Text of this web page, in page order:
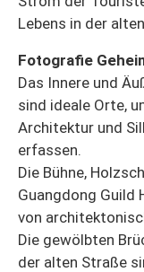
Lebens in der
Fotografie
Das Innere und
sind ideale Orte,
Architektur und
erfassen.
Die Bühne,
Guangdong Guild
von
Die gewölbten
der alten Straße